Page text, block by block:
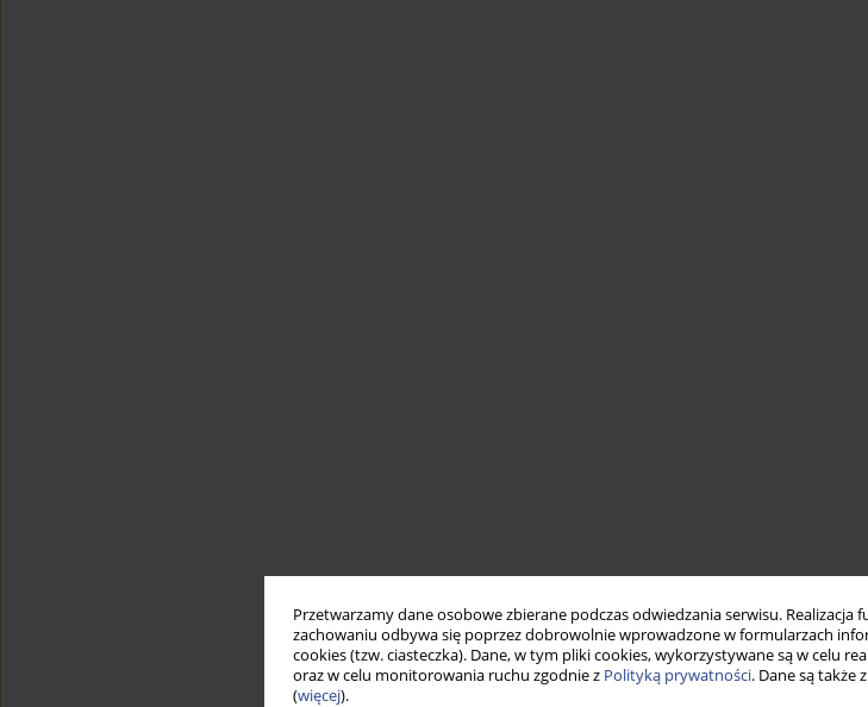
Przetwarzamy dane osobowe zbierane podczas odwiedzania serwisu.
zachowaniu odbywa się poprzez dobrowolnie wprowadzone w formularzach
cookies (tzw. ciasteczka). Dane, w tym pliki cookies, wykorzystywane są w celu
oraz w celu monitorowania ruchu zgodnie z Polityką prywatności. Dane są także
(więcej).